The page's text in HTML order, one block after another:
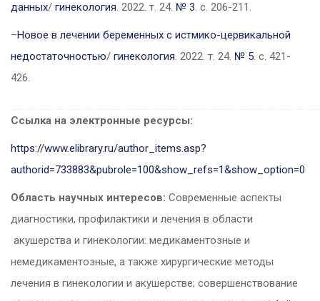
данных/ гинекология. 2022. т. 24. № 3. с. 206-211.
–Новое в лечении беременных с истмико-цервикальной
недостаточностью/ гинекология. 2022. т. 24. № 5. с. 421-
426.
Ссылка на электронные ресурсы:
https://www.elibrary.ru/author_items.asp?
authorid=733883&pubrole=100&show_refs=1&show_option=0
Область научных интересов: Современные аспекты
диагностики, профилактики и лечения в области
акушерства и гинекологии: медикаментозные и
немедикаментозные, а также хирургические методы
лечения в гинекологии и акушерстве; совершенствование